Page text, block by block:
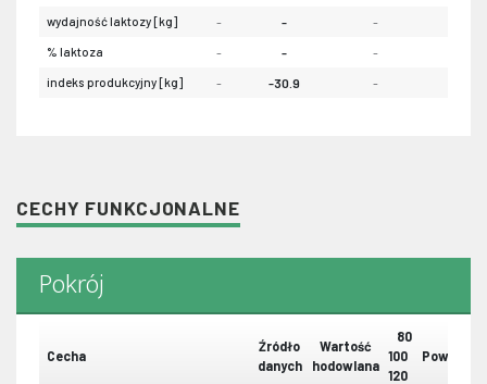
wydajność laktozy [kg] - - -
% laktoza - - -
indeks produkcyjny [kg] - -30.9 -
CECHY FUNKCJONALNE
Pokrój
Cecha
Źródło
danych
Wartość
hodowlana
80
100
120